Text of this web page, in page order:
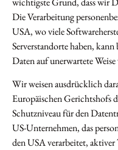
Die Verarbeitung
USA, wo viele
Serverstandorte haben, kann
Daten auf unerwartete
Wir weisen ausdrücklich
Europäischen Gerichtshofs
Schutzniveau für den
US-Unternehmen, das
den USA verarbeitet,